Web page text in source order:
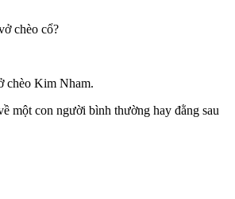
chèo cổ?
chèo Kim Nham.
một con người bình thường hay đằng sau